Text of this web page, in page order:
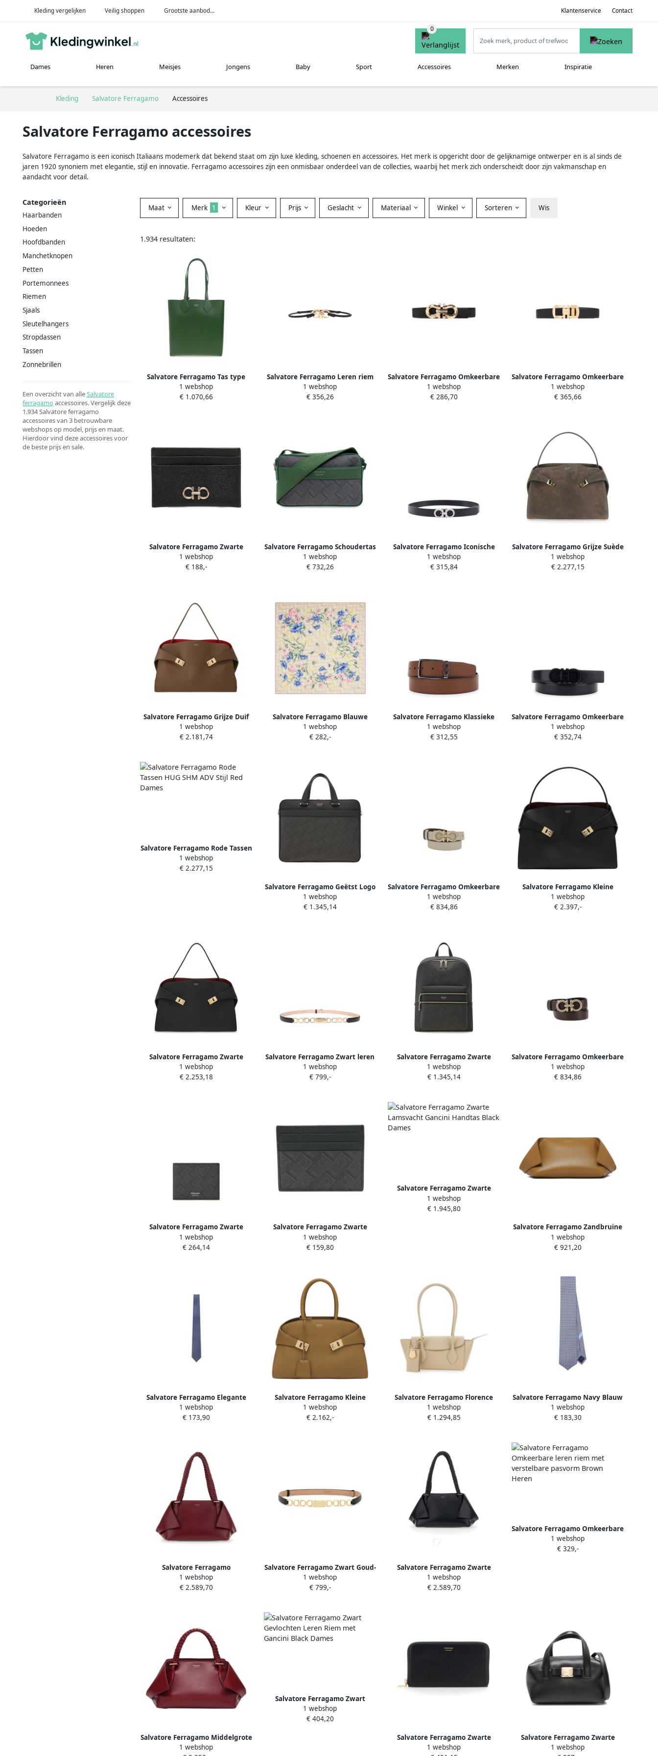
Kleding vergelijken Veilig shoppen Grootste aanbod... Klantenservice Contact
Dames Heren Meisjes Jongens Baby Sport Accessoires Merken Inspiratie
Kleding Salvatore Ferragamo Accessoires
Salvatore Ferragamo accessoires
Salvatore Ferragamo is een iconisch Italiaans modemerk dat bekend staat om zijn luxe kleding, schoenen en accessoires. Het merk is opgericht door de gelijknamige ontwerper en is al sinds de
jaren 1920 synoniem met elegantie, stijl en innovatie. Ferragamo accessoires zijn een onmisbaar onderdeel van de collecties, waarbij het merk zich onderscheidt door zijn vakmanschap en
aandacht voor detail.
Categorieën
Haarbanden
Hoeden
Hoofdbanden
Manchetknopen
Petten
Portemonnees
Riemen
Sjaals
Sleutelhangers
Stropdassen
Tassen
Zonnebrillen
Een overzicht van alleSalvatore
ferragamo accessoires. Vergelijk deze
1.934 Salvatore ferragamo
accessoires van 3 betrouwbare
webshops op model, prijs en maat.
Hierdoor vind deze accessoires voor
de beste prijs en sale.
Maat Merk 1 Kleur Prijs Geslacht Materiaal Winkel Sorteren Wis
1.934 resultaten:
Salvatore Ferragamo Tas type
Shopper Green Heren
1 webshop
€ 1.070,66
Salvatore Ferragamo Leren riem
Black Dames
1 webshop
€ 356,26
Salvatore Ferragamo Omkeerbare
riem Black Dames
1 webshop
€ 286,70
Salvatore Ferragamo Omkeerbare
riem Black Heren
1 webshop
€ 365,66
Salvatore Ferragamo Zwarte
Kalfsleren Portemonnee met
Gouden Afwerking Black Dames
1 webshop
€ 188,-
Salvatore Ferragamo Schoudertas
Green Heren
1 webshop
€ 732,26
Salvatore Ferragamo Iconische
Gancini Leren Riem Black Heren
1 webshop
€ 315,84
Salvatore Ferragamo Grijze Suède
Tassen Collectie Gray Dames
1 webshop
€ 2.277,15
Salvatore Ferragamo Grijze Duif
Leren Schoudertas Gray Dames
1 webshop
€ 2.181,74
Salvatore Ferragamo Blauwe
Zijden Boeketprint Sjaal
Multicolor Dames
1 webshop
€ 282,-
Salvatore Ferragamo Klassieke
Bruine Riem met Gesp Brown
Heren
1 webshop
€ 312,55
Salvatore Ferragamo Omkeerbare
Gancini Zwart Blauwe Riem Black
Heren
1 webshop
€ 352,74
Salvatore Ferragamo Rode Tassen
HUG SHM ADV Stijl Red Dames
1 webshop
€ 2.277,15
Salvatore Ferragamo Geëtst Logo
Zwart Leren Handtas Black Heren
1 webshop
€ 1.345,14
Salvatore Ferragamo Omkeerbare
leren riem Gancio gesp Gray
Dames
1 webshop
€ 834,86
Salvatore Ferragamo Kleine
Schoudertas Black Dames
1 webshop
€ 2.397,-
Salvatore Ferragamo Zwarte
leren schoudertas Gancini Black
Dames
1 webshop
€ 2.253,18
Salvatore Ferragamo Zwart leren
Gancini gesp riem Black Dames
1 webshop
€ 799,-
Salvatore Ferragamo Zwarte
Gancini Patroon Rugzak Black
Heren
1 webshop
€ 1.345,14
Salvatore Ferragamo Omkeerbare
leren riem met Gancini-gesp
Brown Dames
1 webshop
€ 834,86
Salvatore Ferragamo Zwarte
Portemonnee met Kaartsleuven
Black Heren
1 webshop
€ 264,14
Salvatore Ferragamo Zwarte
portemonnee met kaartsleuven
Black Heren
1 webshop
€ 159,80
Salvatore Ferragamo Zwarte
Lamsvacht Gancini Handtas
Black Dames
1 webshop
€ 1.945,80
Salvatore Ferragamo Zandbruine
Pouch met Polsband Beige
Dames
1 webshop
€ 921,20
Salvatore Ferragamo Elegante
Zijden Stropdassen Collectie Blue
Heren
1 webshop
€ 173,90
Salvatore Ferragamo Kleine
handtas Brown Dames
1 webshop
€ 2.162,-
Salvatore Ferragamo Florence
Beige Schoudertas met Logo
Beige Dames
1 webshop
€ 1.294,85
Salvatore Ferragamo Navy Blauw
Zelfstrikken Puntige Tip Blue
Heren
1 webshop
€ 183,30
Salvatore Ferragamo
Bordeauxrode Leren Schoudertas
met Gevlochten Handvatten Red
1 webshop
€ 2.589,70
Salvatore Ferragamo Zwart Goud-
tone Leren Ketting Riem Black
Dames
1 webshop
€ 799,-
Salvatore Ferragamo Zwarte
leren schoudertas met
gevlochten handvatten Black
1 webshop
€ 2.589,70
Salvatore Ferragamo Omkeerbare
leren riem met verstelbare
pasvorm Brown Heren
1 webshop
€ 329,-
Salvatore Ferragamo Middelgrote
Handtas Red Dames
1 webshop
Salvatore Ferragamo Zwart
Gevlochten Leren Riem met
Gancini Black Dames
1 webshop
€ 404,20
Salvatore Ferragamo Zwarte
Leren Continental Portemonnee
1 webshop
Salvatore Ferragamo Zwarte
Toprits Handtas Black Dames
1 webshop